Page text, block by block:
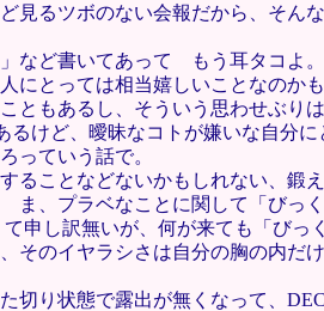
見るツボのない会報だから、そん
など書いてあって もう耳タコよ。
にとっては相当嬉しいことなのか
ともあるし、そういう思わせぶり
けど、曖昧なコトが嫌いな自分に
っていう話で。
ることなどないかもしれない、鍛
、プラベなことに関して「びっ
申し訳無いが、何が来ても「びっ
そのイヤラシさは自分の胸の内だ
切り状態で露出が無くなって、